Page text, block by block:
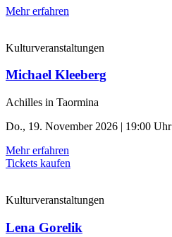
Mehr erfahren
Kulturveranstaltungen
Michael Kleeberg
Achilles in Taormina
Do., 19. November 2026 | 19:00 Uhr
Mehr erfahren
Tickets kaufen
Kulturveranstaltungen
Lena Gorelik